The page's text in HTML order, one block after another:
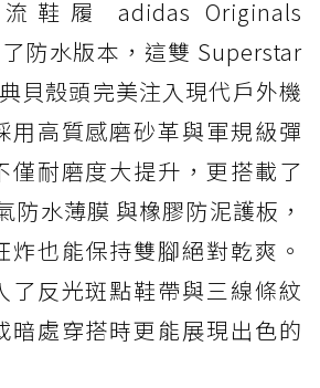
ASICS TRABUCO 14 GTX：搭
隱形貼合科技，全方位防水神鞋
Salomon XT-6 GORE-TEX：潮
！防滑、防水與街頭顏值一次攻
HOKA Stinson Evo GTX：越野
TEX 防水與增高神器一次滿
Timberland Motion Access：
水，輕量化工裝健走鞋雨天必備
7. Timberland Motion Access：
水，輕量化工裝健走鞋雨天必備
鞋履 adidas Originals
防水版本，這雙 Superstar
貝殼頭完美注入現代戶外機
用高質感磨砂革與軍規級彈
僅耐磨度大提升，更搭載了
防水薄膜 與橡膠防泥護板，
炸也能保持雙腳絕對乾爽。
了反光斑點鞋帶與三線條紋
暗處穿搭時更能展現出色的